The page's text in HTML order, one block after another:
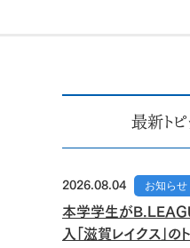
最新トピ
2026.08.04 お知らせ
本学学生が
入「滋賀レイクス」の